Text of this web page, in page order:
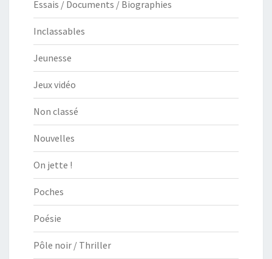
Essais / Documents / Biographies
Inclassables
Jeunesse
Jeux vidéo
Non classé
Nouvelles
On jette !
Poches
Poésie
Pôle noir / Thriller